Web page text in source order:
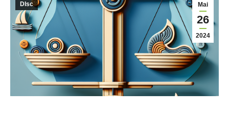
Mai
26
2024
DIsc